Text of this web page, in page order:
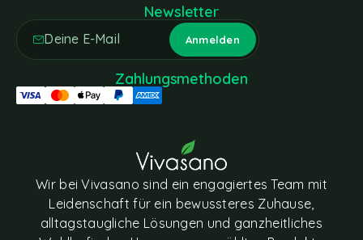
Wir bei Vivasano sind ein engagiertes Team mit
Leidenschaft für ein bewussteres Zuhause,
alltagstaugliche Lösungen und ganzheitliches
Newsletter
Zahlungsmethoden